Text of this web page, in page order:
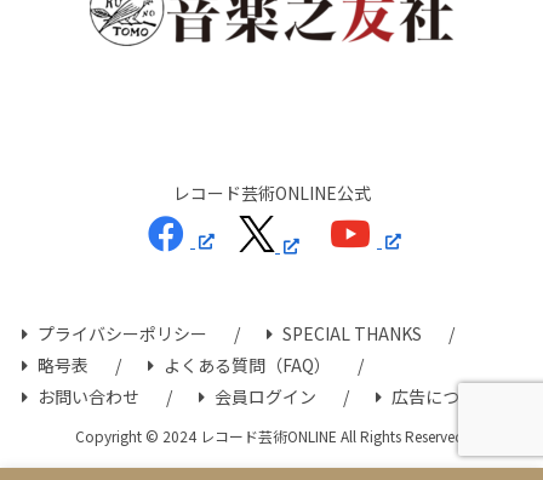
レコード芸術ONLINE公式
プライバシーポリシー
SPECIAL THANKS
略号表
よくある質問（FAQ）
お問い合わせ
会員ログイン 広告について
Copyright © 2024 レコード芸術ONLINE All Rights Reserved.